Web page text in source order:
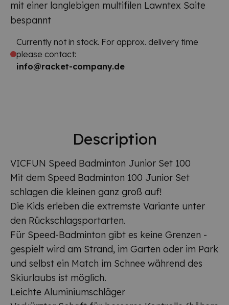
mit einer langlebigen multifilen Lawntex Saite
bespannt
Currently not in stock. For approx. delivery time
please contact:
info@racket-company.de
Description
VICFUN Speed Badminton Junior Set 100
Mit dem Speed Badminton 100 Junior Set
schlagen die kleinen ganz groß auf!
Die Kids erleben die extremste Variante unter
den Rückschlagsportarten.
Für Speed-Badminton gibt es keine Grenzen -
gespielt wird am Strand, im Garten oder im Park
und selbst ein Match im Schnee während des
Skiurlaubs ist möglich.
Leichte Aluminiumschläger